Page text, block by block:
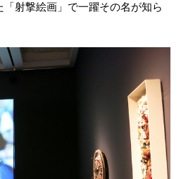
射撃絵画」で一躍その名が知ら